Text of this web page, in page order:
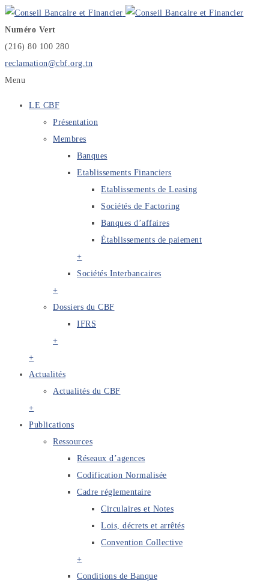
Numéro Vert
(216) 80 100 280
reclamation@cbf.org.tn
Menu
LE CBF
Présentation
Membres
Banques
Etablissements Financiers
Etablissements de Leasing
Sociétés de Factoring
Banques d’affaires
Établissements de paiement
+
Sociétés Interbancaires
+
Dossiers du CBF
IFRS
+
+
Actualités
Actualités du CBF
+
Publications
Ressources
Réseaux d’agences
Codification Normalisée
Cadre réglementaire
Circulaires et Notes
Lois, décrets et arrêtés
Convention Collective
+
Conditions de Banque